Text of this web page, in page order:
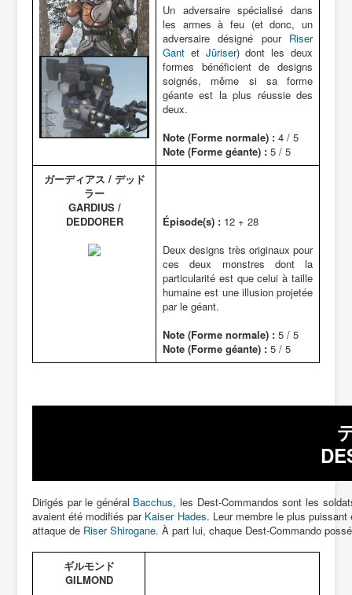
Un adversaire spécialisé dans
les armes à feu (et donc, un
adversaire désigné pour Riser
Gant et Jûriser) dont les deux
formes bénéficient de designs
soignés, même si sa forme
géante est la plus réussie des
deux.
Note (Forme normale) : 4 / 5
Note (Forme géante) : 5 / 5
ガーディアス / デッド
ラー
GARDIUS /
DEDDORER
Épisode(s) : 12 + 28
Deux designs très originaux pour
ces deux monstres dont la
particularité est que celui à taille
humaine est une illusion projetée
par le géant.
Note (Forme normale) : 5 / 5
Note (Forme géante) : 5 / 5
Dirigés par le général Bacchus, les Dest-Commandos sont les
avaient été modifiés par Kaiser Hades. Leur membre le plus
attaque de Riser Shirogane. À part lui, chaque Dest-Commando
ギルモンド
GILMOND